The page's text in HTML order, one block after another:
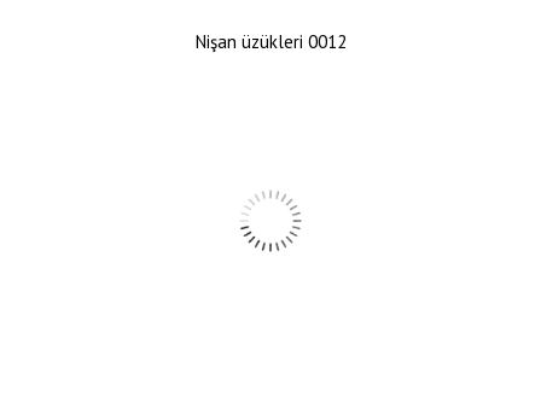
Nişan üzükleri 0012